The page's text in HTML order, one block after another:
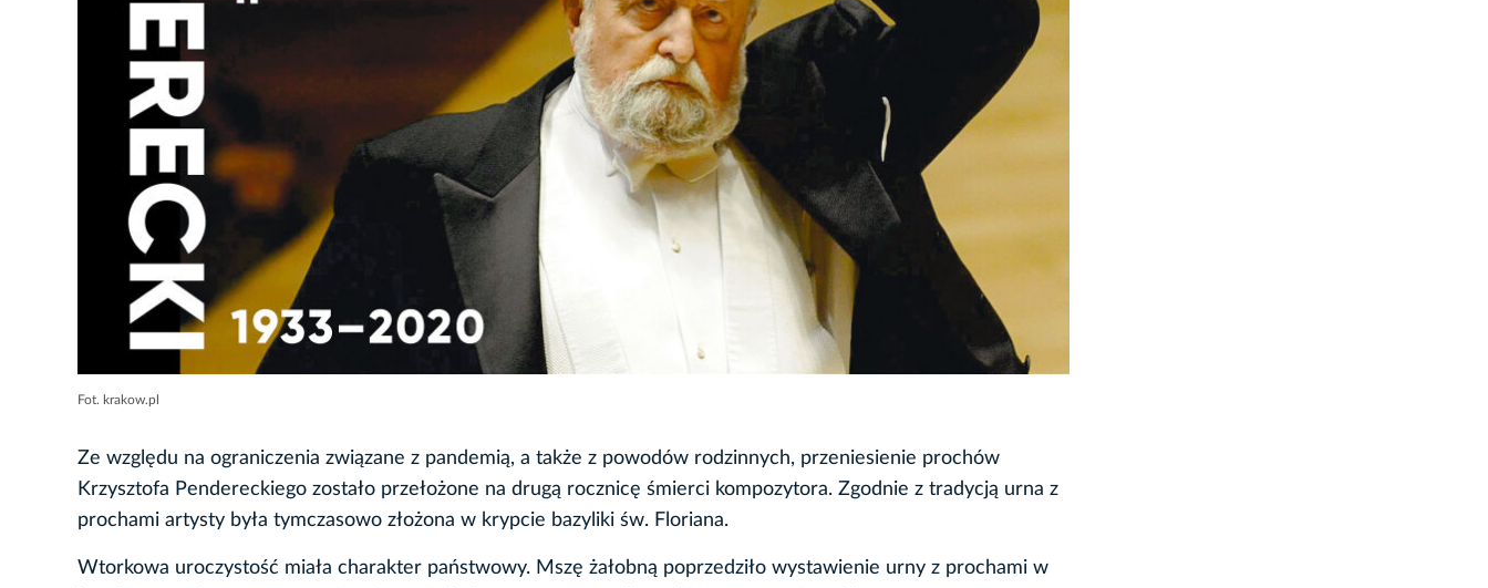
Fot. krakow.pl
Ze względu na ograniczenia związane z pandemią, a także z powodów rodzinnych, przeniesienie prochów
Krzysztofa Pendereckiego zostało przełożone na drugą rocznicę śmierci kompozytora. Zgodnie z tradycją urna z
prochami artysty była tymczasowo złożona w krypcie bazyliki św. Floriana.
Wtorkowa uroczystość miała charakter państwowy. Mszę żałobną poprzedziło wystawienie urny z prochami w